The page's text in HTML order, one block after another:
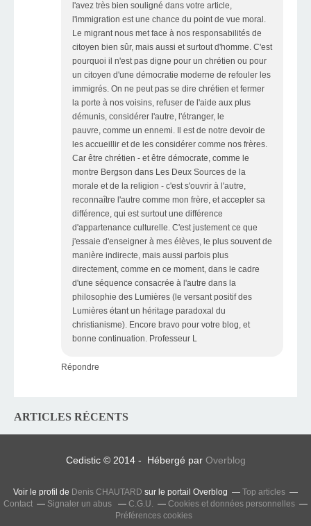
l'avez très bien souligné dans votre article,
l'immigration est une chance du point de vue moral.
Le migrant nous met face à nos responsabilités de
citoyen bien sûr, mais aussi et surtout d'homme. C'est
pourquoi il n'est pas digne pour un chrétien ou pour
un citoyen d'une démocratie moderne de refouler les
immigrés. On ne peut pas se dire chrétien et fermer
la porte à nos voisins, refuser de l'aide aux plus
démunis, considérer l'autre, l'étranger, le
pauvre, comme un ennemi. Il est de notre devoir de
les accueillir et de les considérer comme nos frères.
Car être chrétien - et être démocrate, comme le
montre Bergson dans Les Deux Sources de la
morale et de la religion - c'est s'ouvrir à l'autre,
reconnaître l'autre comme mon frère, et accepter sa
différence, qui est surtout une différence
d'appartenance culturelle. C'est justement ce que
j'essaie d'enseigner à mes élèves, le plus souvent de
manière indirecte, mais aussi parfois plus
directement, comme en ce moment, dans le cadre
d'une séquence consacrée à l'autre dans la
philosophie des Lumières (le versant positif des
Lumières étant un héritage paradoxal du
christianisme). Encore bravo pour votre blog, et
bonne continuation. Professeur L
Répondre
ARTICLES RÉCENTS
Cedistic © 2014 - Hébergé par Overblog
Voir le profil de Denis CHAUTARD sur le portail Overblog
Top articles
Contact
Signaler un abus C.G.U.
Cookies et données personnelles
Préférences cookies